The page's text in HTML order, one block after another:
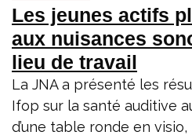
Les jeunes actifs
aux nuisances
lieu de travail
La JNA a présenté les
Ifop sur la santé auditive
d’une table ronde en